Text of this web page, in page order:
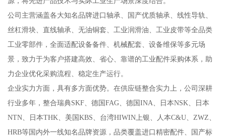
公司主营涵盖各大知名品牌进口轴承、国产优质轴承、线性导轨、
丝杠滑块、直线轴承、无油铜套、工业润滑油、工业皮带等全品类
工业零部件，全面适配设备备件、机械配套、设备维保等多元场
景，致力于为客户搭建高效、省心、靠谱的工业配件采购体系，助
力企业优化采购流程、稳定生产运行。
企业实力方面，具有多方面优势。在供应链整合实力上，公司深耕
行业多年，整合瑞典SKF、德国FAG、德国INA、日本NSK、日本
NTN、日本THK、美国KBS、台湾HIWIN上银、人本C&U、ZWZ、
HRB等国内外一线知名品牌资源，品类覆盖进口精密配件、国产标